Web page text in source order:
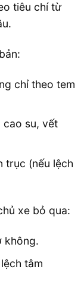
tiêu chí từ
chỉ theo tem
su, vết
trục (nếu lệch
xe bỏ qua:
không.
tâm